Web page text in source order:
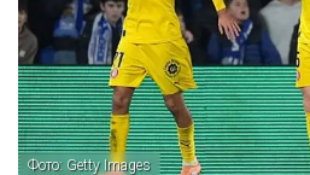
Фото: Getty Images